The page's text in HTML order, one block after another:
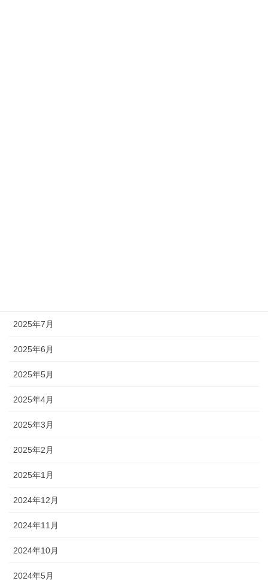
2025年7月
2025年6月
2025年5月
2025年4月
2025年3月
2025年2月
2025年1月
2024年12月
2024年11月
2024年10月
2024年5月